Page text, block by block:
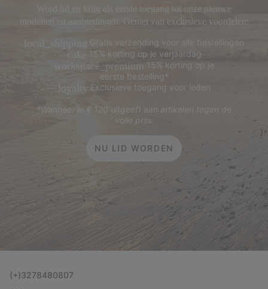
Word lid en krijg als eerste toegang tot onze nieuwe
modellen en aanbiedingen. Geniet van exclusieve voordelen:
local_shipping Gratis verzending voor alle bestellingen
cake 15% korting op je verjaardag
workspace_premium 15% korting op je
eerste bestelling*
loyalty Exclusieve toegang voor leden
*Wanneer je € 120 uitgeeft aan artikelen tegen de
volle prijs.
NU LID WORDEN
(+)3278480807